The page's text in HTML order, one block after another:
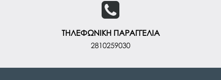
ΤΗΛΕΦΩΝΙΚΗ ΠΑΡΑΓΓΕΛΙΑ
2810259030